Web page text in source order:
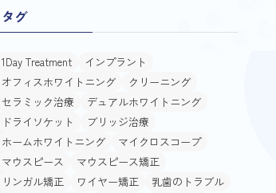
タグ
1Day Treatment
インプラント
オフィスホワイトニング
クリーニング
セラミック治療
デュアルホワイトニング
ドライソケット
ブリッジ治療
ホームホワイトニング
マイクロスコープ
マウスピース
マウスピース矯正
リンガル矯正
ワイヤー矯正
乳歯のトラブル